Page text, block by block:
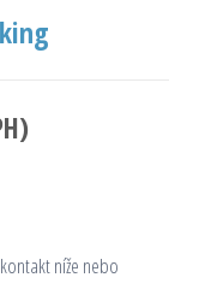
níže nebo